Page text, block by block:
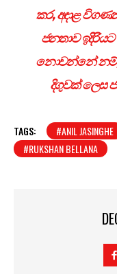
කර,අදාළ
ජනතාව
නොවන්නේ නම්
දිගුවක් ලෙස
TAGS: #ANIL JASINGHE
#RUKSHAN BELLANA